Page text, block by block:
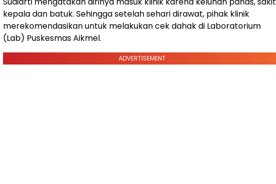
kepala dan batuk. Sehingga setelah sehari dirawat, pihak klinik
merekomendasikan untuk melakukan cek dahak di Laboratorium
(Lab) Puskesmas Aikmel.
ADVERTISEMENT